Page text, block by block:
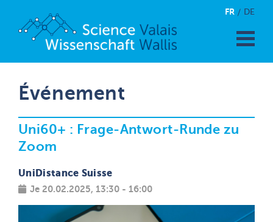
FR DE
Événement
Uni60+ : Frage-Antwort-Runde zu
Zoom
UniDistance Suisse
Je 20.02.2025, 13:30 - 16:00